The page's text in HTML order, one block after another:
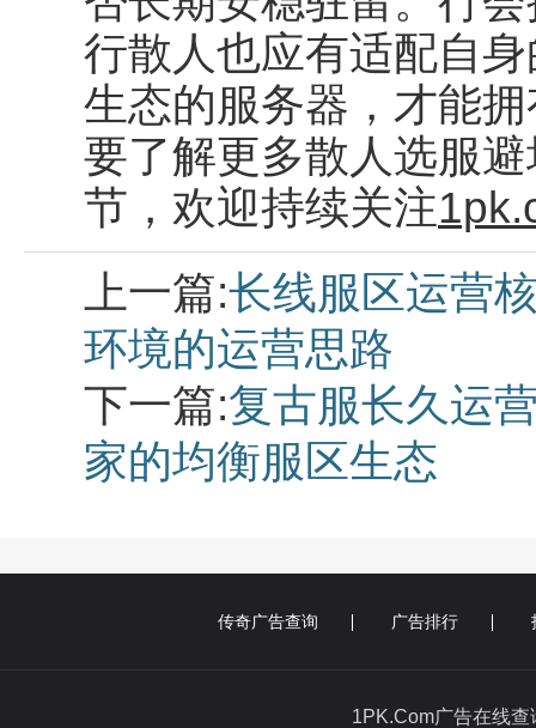
行散人也应有适配自
生态的服务器，才能
要了解更多散人选服
节，欢迎持续关注
上一篇:长线服区运营
环境的运营思路
下一篇:复古服长久运
家的均衡服区生态
传奇广告查询 广告排行
1PK.Com广告在